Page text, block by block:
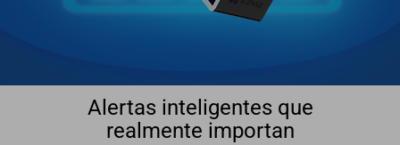
Alertas inteligentes que
realmente importan